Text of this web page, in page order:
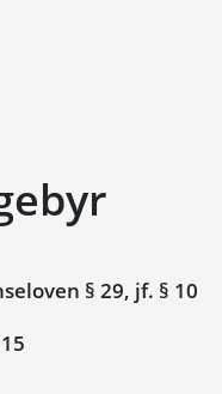
§ 29, jf. § 10